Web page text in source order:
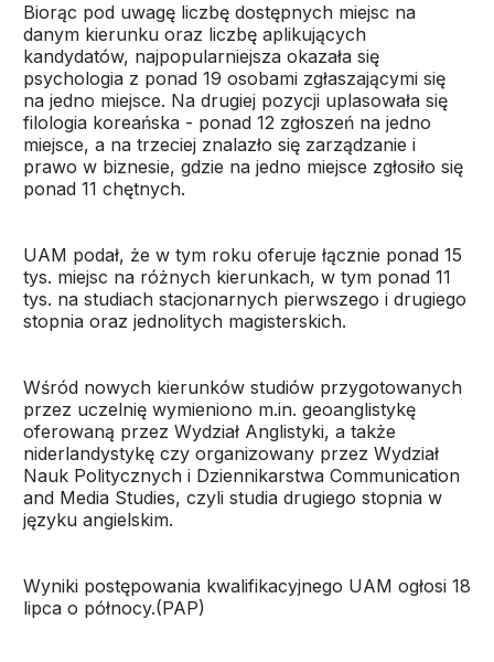
Biorąc pod uwagę liczbę dostępnych miejsc na
danym kierunku oraz liczbę aplikujących
kandydatów, najpopularniejsza okazała się
psychologia z ponad 19 osobami zgłaszającymi się
na jedno miejsce. Na drugiej pozycji uplasowała się
filologia koreańska - ponad 12 zgłoszeń na jedno
miejsce, a na trzeciej znalazło się zarządzanie i
prawo w biznesie, gdzie na jedno miejsce zgłosiło się
ponad 11 chętnych.
UAM podał, że w tym roku oferuje łącznie ponad 15
tys. miejsc na różnych kierunkach, w tym ponad 11
tys. na studiach stacjonarnych pierwszego i drugiego
stopnia oraz jednolitych magisterskich.
Wśród nowych kierunków studiów przygotowanych
przez uczelnię wymieniono m.in. geoanglistykę
oferowaną przez Wydział Anglistyki, a także
niderlandystykę czy organizowany przez Wydział
Nauk Politycznych i Dziennikarstwa Communication
and Media Studies, czyli studia drugiego stopnia w
języku angielskim.
Wyniki postępowania kwalifikacyjnego UAM ogłosi 18
lipca o północy.(PAP)